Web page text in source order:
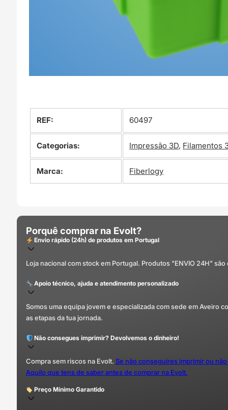
REF: 60497
Categorias: Impressão 3D, Filamentos
Marca: Fiberlogy
Porquê comprar na Evolt?
Envio rápido (24h) de produtos em Portugal
Loja nacional com stock em Portugal. Produtos "ENVIO 24H"
Apoio técnico, ajuda e atendimento personalizado
Somos uma equipa jovem e especializada com sede em Aveiro
as etapas da tua jornada.
Não consegues imprimir? Devolvemos o dinheiro!
Compra sem riscos na Evolt. Se não conseguires imprimir ou
Aquilo que tens de saber antes de comprar na Evolt.
Preço Mínimo Garantido